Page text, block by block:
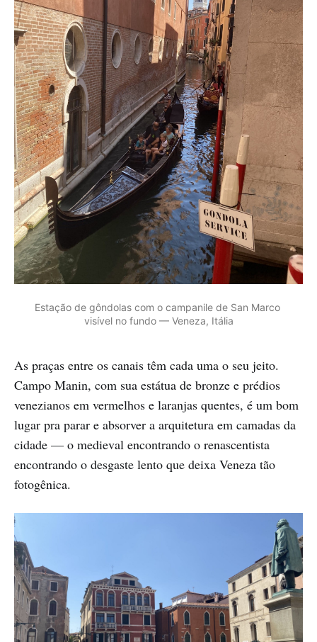
Estação de gôndolas com o campanile de San Marco
visível no fundo — Veneza, Itália
As praças entre os canais têm cada uma o seu jeito.
Campo Manin, com sua estátua de bronze e prédios
venezianos em vermelhos e laranjas quentes, é um bom
lugar pra parar e absorver a arquitetura em camadas da
cidade — o medieval encontrando o renascentista
encontrando o desgaste lento que deixa Veneza tão
fotogênica.